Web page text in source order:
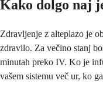
Kako dolgo naj
Zdravljenje z alteplazo je
zdravilo. Za večino stanj
minutah preko IV. Ko je
vašem sistemu več ur, ko